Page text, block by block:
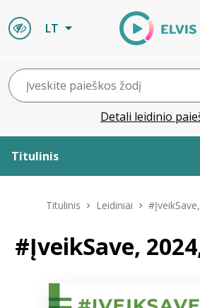
LT
Detali leidinio
Titulinis
Leidiniai
Titulinis Leidiniai
#ĮveikSave,